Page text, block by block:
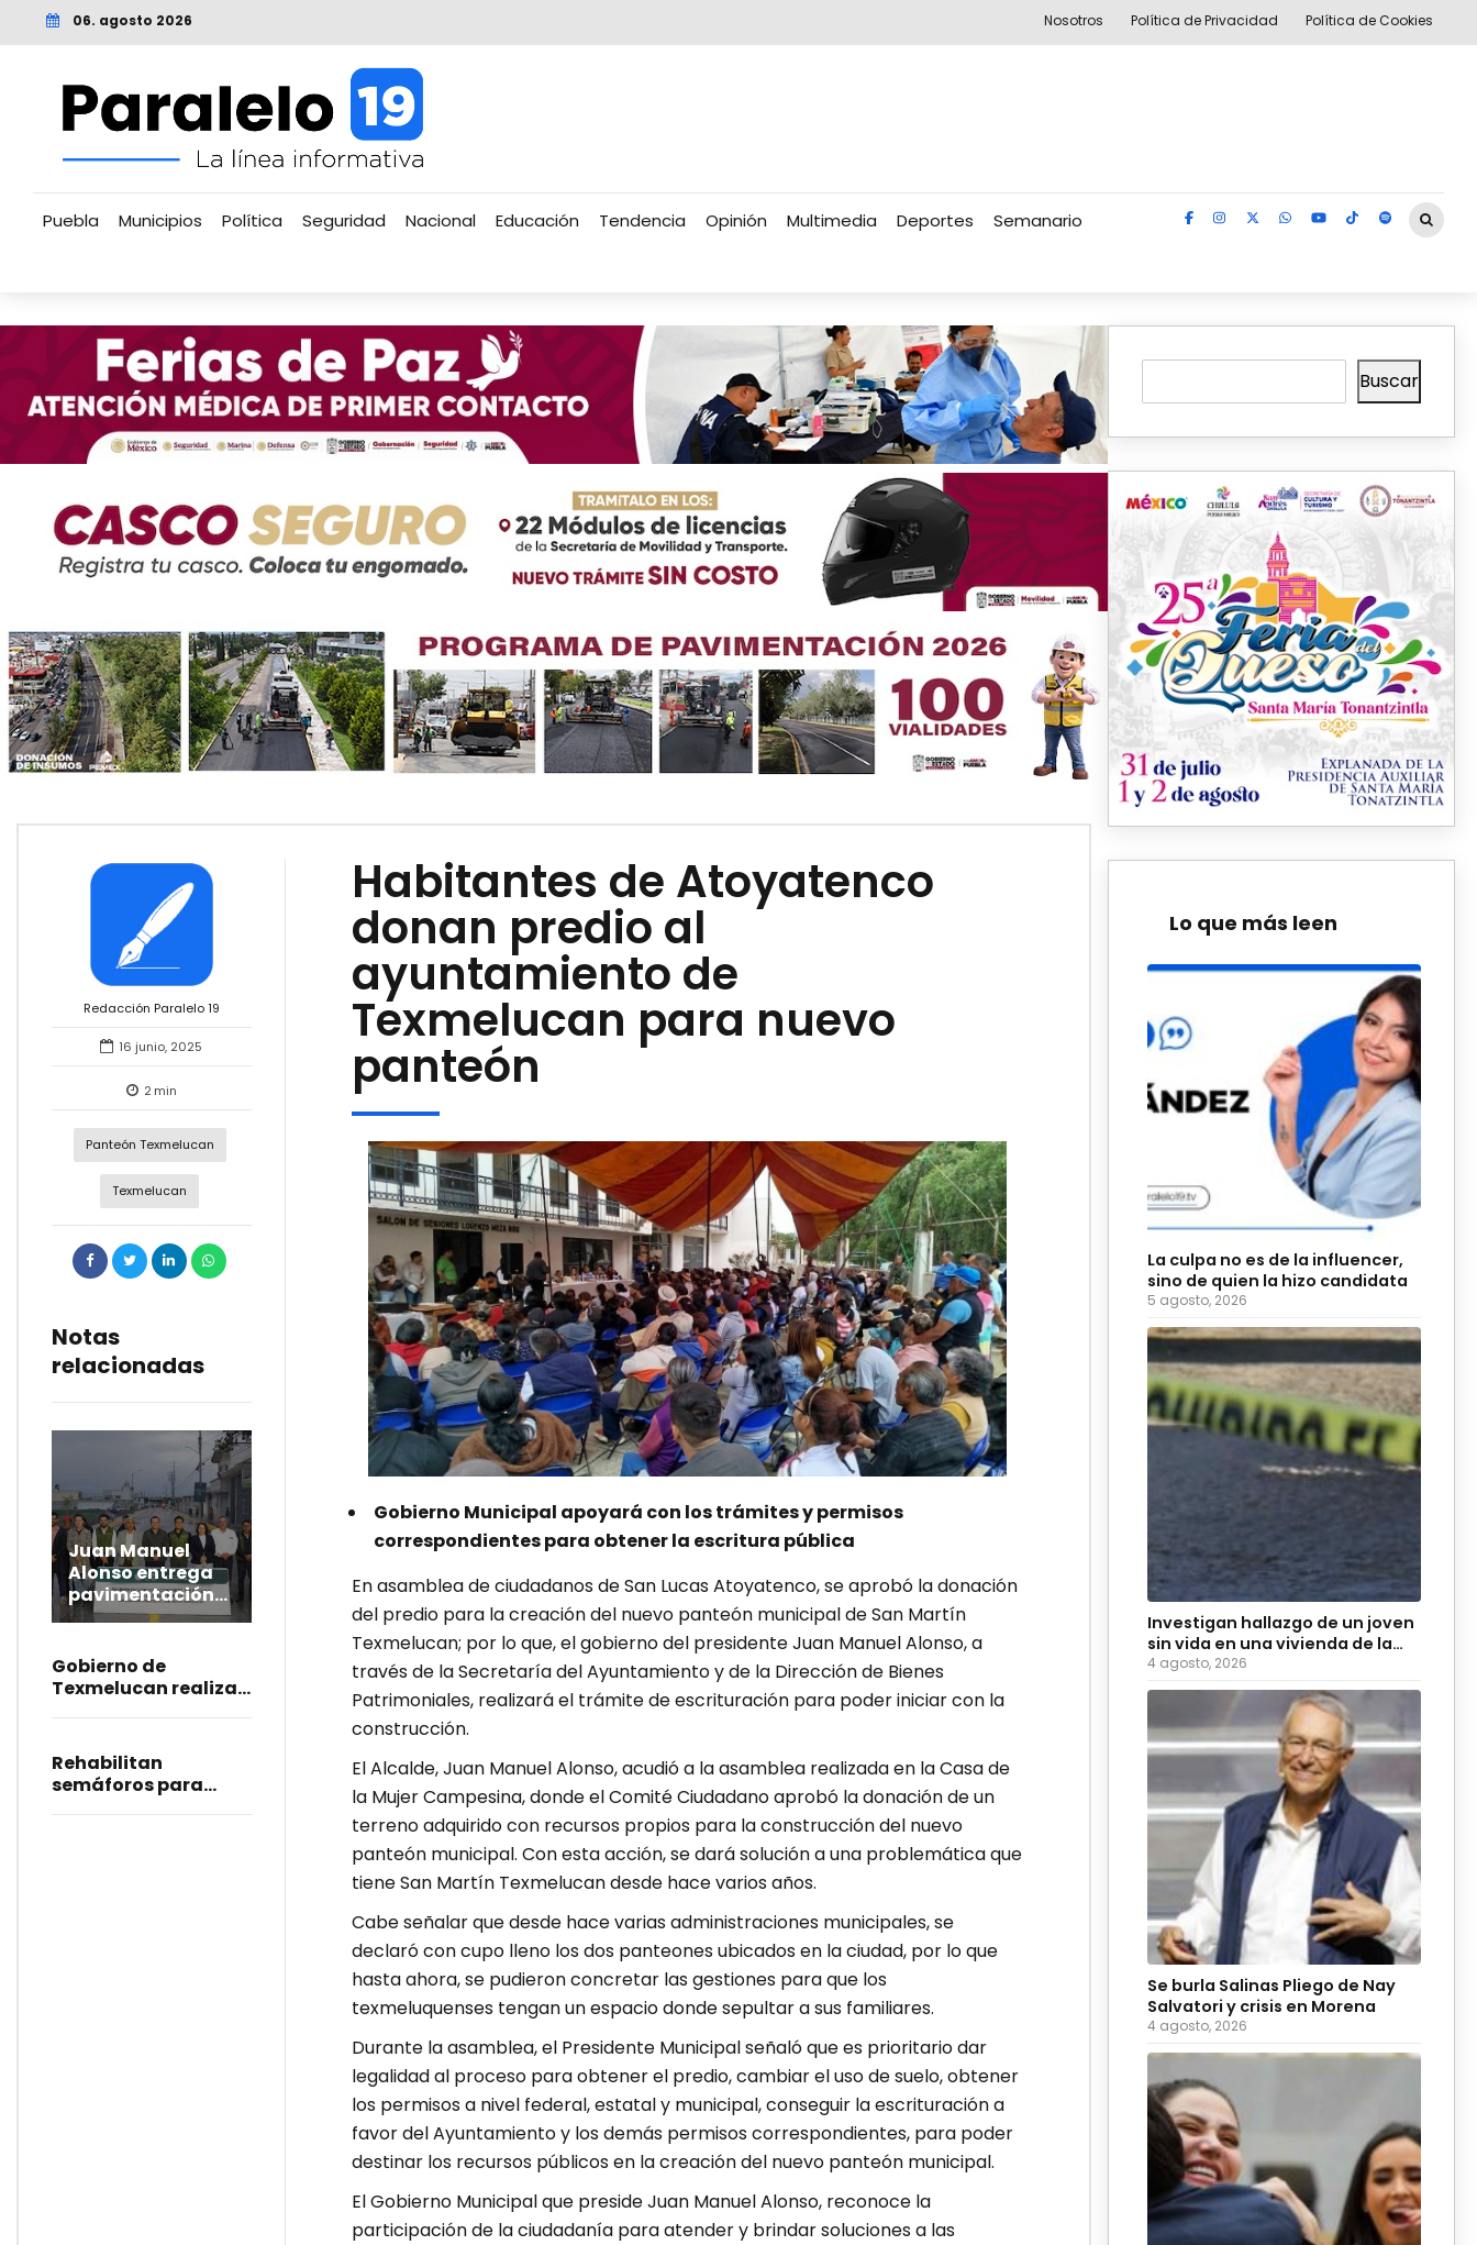
06. agosto 2026 Nosotros Política de Privacidad Política de Cookies
Puebla Municipios Política Seguridad Nacional Educación Tendencia Opinión Multimedia Deportes Semanario
Redacción Paralelo 19
16 junio, 2025
2 min
Panteón Texmelucan
Texmelucan
Notas
relacionadas
Juan Manuel
Alonso entrega
pavimentación
de la calle Puebla
Gobierno de
Texmelucan realiza
Magisterial
Rehabilitan
semáforos para
Habitantes de Atoyatenco
donan predio al
ayuntamiento de
Texmelucan para nuevo
panteón
Gobierno Municipal apoyará con los trámites y permisos
correspondientes para obtener la escritura pública
En asamblea de ciudadanos de San Lucas Atoyatenco, se aprobó la donación
del predio para la creación del nuevo panteón municipal de San Martín
Texmelucan; por lo que, el gobierno del presidente Juan Manuel Alonso, a
través de la Secretaría del Ayuntamiento y de la Dirección de Bienes
Patrimoniales, realizará el trámite de escrituración para poder iniciar con la
construcción.
El Alcalde, Juan Manuel Alonso, acudió a la asamblea realizada en la Casa de
la Mujer Campesina, donde el Comité Ciudadano aprobó la donación de un
terreno adquirido con recursos propios para la construcción del nuevo
panteón municipal. Con esta acción, se dará solución a una problemática que
tiene San Martín Texmelucan desde hace varios años.
Cabe señalar que desde hace varias administraciones municipales, se
declaró con cupo lleno los dos panteones ubicados en la ciudad, por lo que
hasta ahora, se pudieron concretar las gestiones para que los
texmeluquenses tengan un espacio donde sepultar a sus familiares.
Durante la asamblea, el Presidente Municipal señaló que es prioritario dar
legalidad al proceso para obtener el predio, cambiar el uso de suelo, obtener
los permisos a nivel federal, estatal y municipal, conseguir la escrituración a
favor del Ayuntamiento y los demás permisos correspondientes, para poder
destinar los recursos públicos en la creación del nuevo panteón municipal.
El Gobierno Municipal que preside Juan Manuel Alonso, reconoce la
participación de la ciudadanía para atender y brindar soluciones a las
Buscar
Lo que más leen
La culpa no es de la influencer,
sino de quien la hizo candidata
5 agosto, 2026
Investigan hallazgo de un joven
sin vida en una vivienda de la
colonia Hidalgo
4 agosto, 2026
Se burla Salinas Pliego de Nay
Salvatori y crisis en Morena
4 agosto, 2026